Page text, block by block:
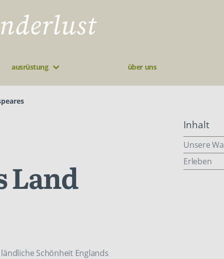
ausrüstung über uns
Land
Schönheit Englands
Inhalt
Unsere
Erleben